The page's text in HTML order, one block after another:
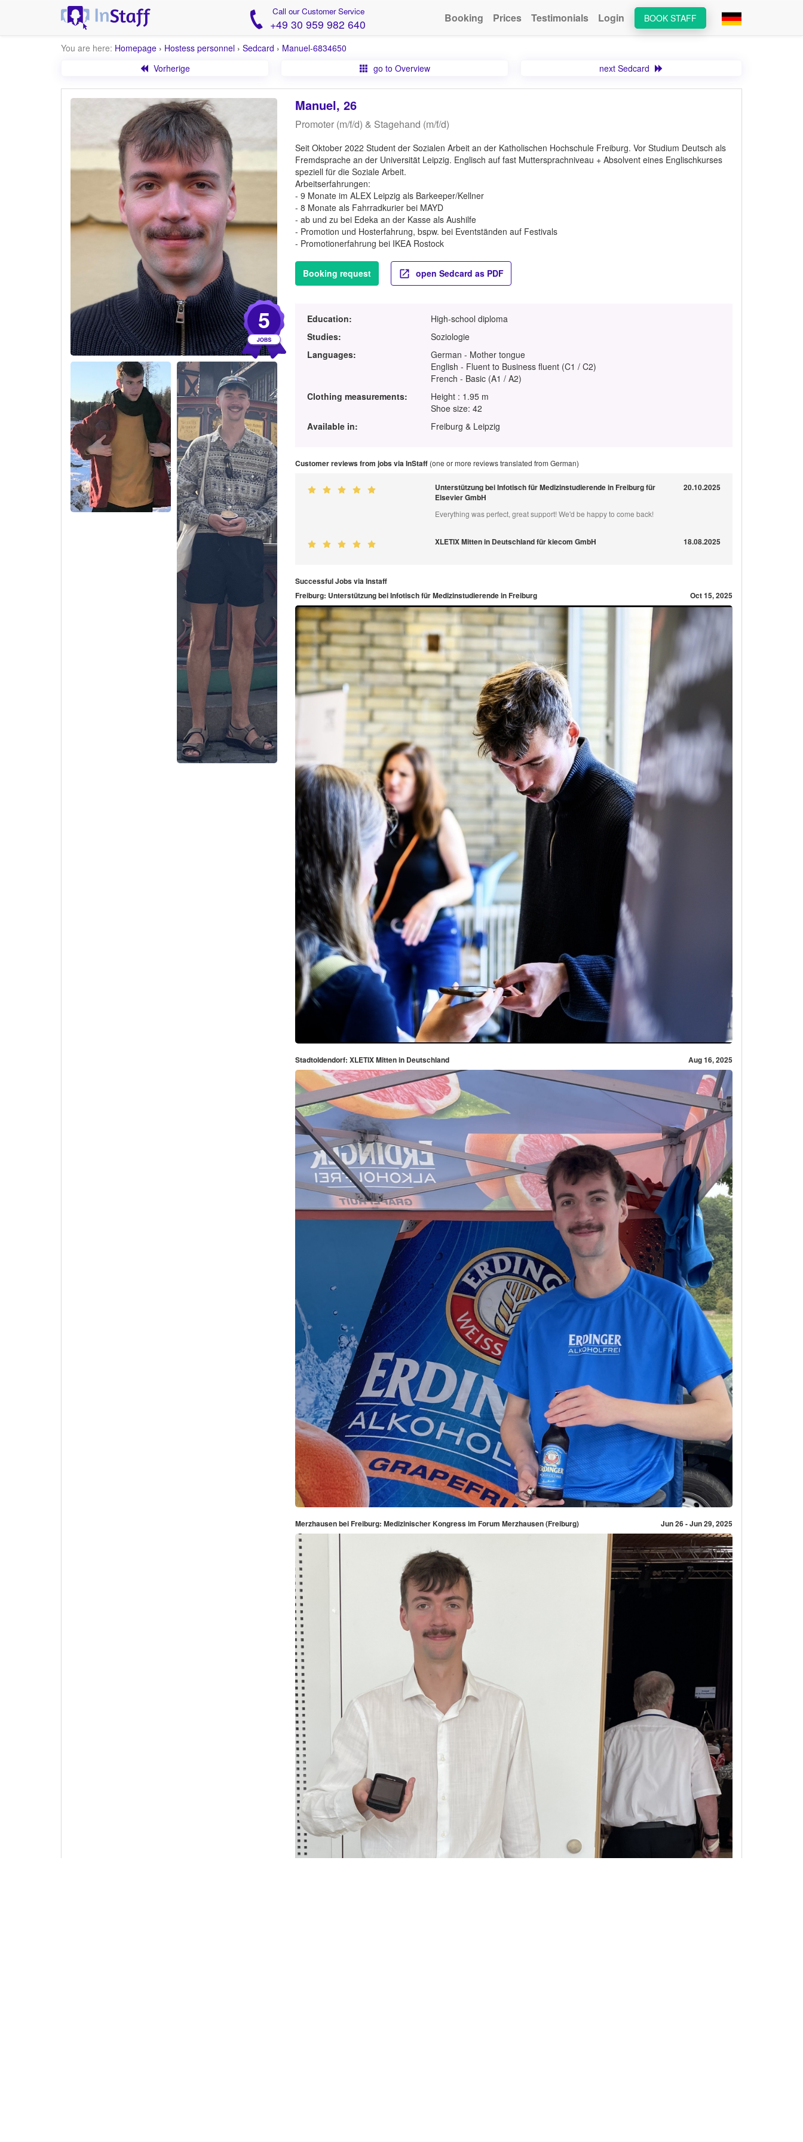
Call our Customer Service
+49 30 959 982 640 BOOK STAFF
Booking Prices Testimonials Login
You are here: Homepage › Hostess personnel › Sedcard › Manuel-6834650
Vorherige
go to Overview next Sedcard
5
Manuel, 26
Promoter (m/f/d) & Stagehand (m/f/d)
Seit Oktober 2022 Student der Sozialen Arbeit an der Katholischen Hochschule Freiburg. Vor Studium Deutsch als
Fremdsprache an der Universität Leipzig. Englisch auf fast Muttersprachniveau + Absolvent eines Englischkurses
speziell für die Soziale Arbeit.
Arbeitserfahrungen:
- 9 Monate im ALEX Leipzig als Barkeeper/Kellner
- 8 Monate als Fahrradkurier bei MAYD
- ab und zu bei Edeka an der Kasse als Aushilfe
- Promotion und Hosterfahrung, bspw. bei Eventständen auf Festivals
- Promotionerfahrung bei IKEA Rostock
Booking request open Sedcard as PDF
Education:
High-school diploma
Studies:
Soziologie
Languages:
German - Mother tongue
English - Fluent to Business fluent (C1 / C2)
French - Basic (A1 / A2)
Clothing measurements:
Height : 1.95 m
Shoe size: 42
Available in:
Freiburg & Leipzig
Customer reviews from jobs via InStaff(one or more reviews translated from German)
Unterstützung bei Infotisch für Medizinstudierende in Freiburg für
Elsevier GmbH
20.10.2025
Everything was perfect, great support! We'd be happy to come back!
XLETIX Mitten in Deutschland für kiecom GmbH 18.08.2025
Successful Jobs via Instaff
Freiburg: Unterstützung bei Infotisch für Medizinstudierende in Freiburg
Oct 15, 2025
Stadtoldendorf: XLETIX Mitten in Deutschland Aug 16, 2025
Merzhausen bei Freiburg: Medizinischer Kongress im Forum Merzhausen (Freiburg) Jun 26 - Jun 29, 2025